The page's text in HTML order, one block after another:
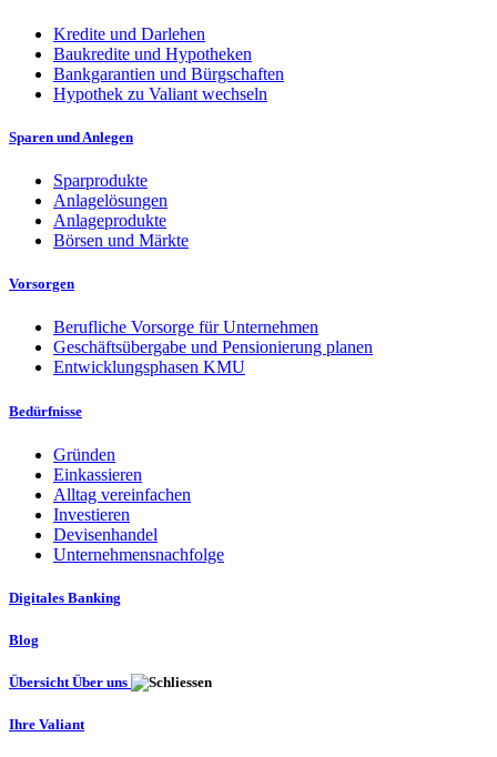
Kredite und Darlehen
Baukredite und Hypotheken
Bankgarantien und Bürgschaften
Hypothek zu Valiant wechseln
Sparen und Anlegen
Sparprodukte
Anlagelösungen
Anlageprodukte
Börsen und Märkte
Vorsorgen
Berufliche Vorsorge für Unternehmen
Geschäftsübergabe und Pensionierung planen
Entwicklungsphasen KMU
Bedürfnisse
Gründen
Einkassieren
Alltag vereinfachen
Investieren
Devisenhandel
Unternehmensnachfolge
Digitales Banking
Blog
Übersicht Über uns
Ihre Valiant